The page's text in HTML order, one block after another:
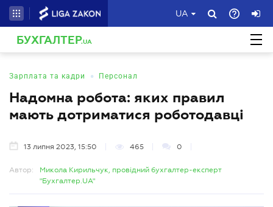
UA
БУХГАЛТЕР.UA
Зарплата та кадри • Персонал
Надомна робота: яких правил
мають дотриматися роботодавці
13 липня 2023, 15:50 465 0
Автор:
Микола Кирильчук, провідний бухгалтер-експерт
"Бухгалтер.UA"